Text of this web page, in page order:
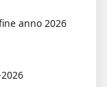
anno 2026